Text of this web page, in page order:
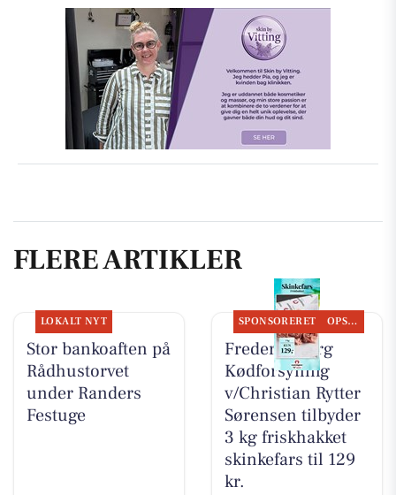
FLERE ARTIKLER
LOKALT NYT
Stor bankoaften på
Rådhustorvet
under Randers
Festuge
SPONSORERET OPSLAGSTAVLEN
Frederiksberg
Kødforsyning
v/Christian Rytter
Sørensen tilbyder
3 kg friskhakket
skinkefars til 129
kr.